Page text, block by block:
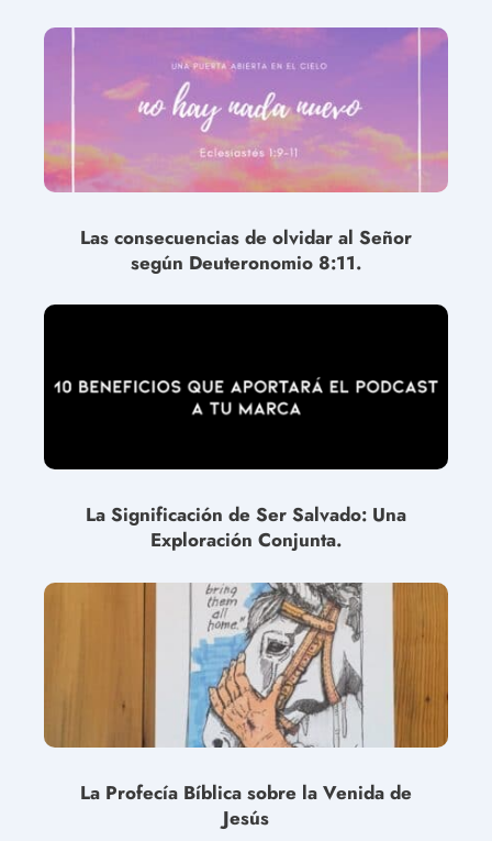
Las consecuencias de olvidar al Señor
según Deuteronomio 8:11.
La Significación de Ser Salvado: Una
Exploración Conjunta.
La Profecía Bíblica sobre la Venida de
Jesús